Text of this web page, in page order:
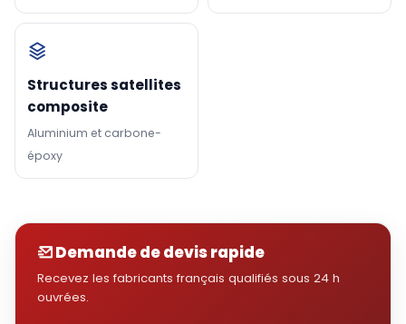
Structures satellites
composite
Aluminium et carbone-
époxy
Demande de devis rapide
Recevez les fabricants français qualifiés sous 24 h
ouvrées.